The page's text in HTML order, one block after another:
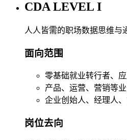
CDA LEVEL I
人人皆需的职场数据思维与
面向范围
零基础就业转行者、
产品、运营、营销等
企业创始人、经理人
岗位去向